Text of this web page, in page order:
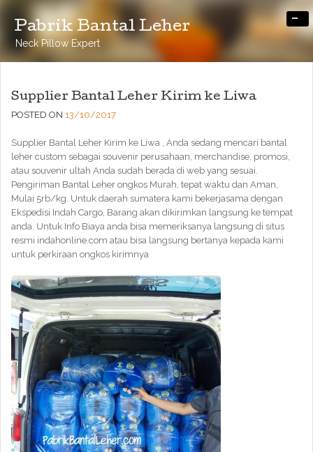
Pabrik Bantal Leher
Neck Pillow Expert
-
Supplier Bantal Leher Kirim ke Liwa
POSTED ON 13/10/2017
Supplier Bantal Leher Kirim ke Liwa , Anda sedang mencari bantal
leher custom sebagai souvenir perusahaan, merchandise, promosi,
atau souvenir ultah Anda sudah berada di web yang sesuai.
Pengiriman Bantal Leher ongkos Murah, tepat waktu dan Aman,
Mulai 5rb/kg. Untuk daerah sumatera kami bekerjasama dengan
Ekspedisi Indah Cargo, Barang akan dikirimkan langsung ke tempat
anda. Untuk Info Biaya anda bisa memeriksanya langsung di situs
resmi indahonline.com atau bisa langsung bertanya kepada kami
untuk perkiraan ongkos kirimnya